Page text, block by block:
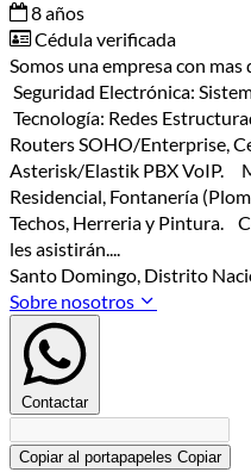
8 años
Cédula verificada
Somos una empresa con
Seguridad Electrónica:
Tecnología: Redes
Routers SOHO/Enterprise,
Asterisk/Elastik PBX VoIP.
Residencial, Fontanería
Techos, Herreria y Pintura.
les asistirán....
Santo Domingo, Distrito
Sobre nosotros
Contactar
Copiar al portapapeles Copiar